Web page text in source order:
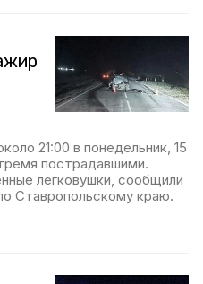
21:00 в понедельник, 15
пострадавшими.
легковушки, сообщили
Ставропольскому краю.